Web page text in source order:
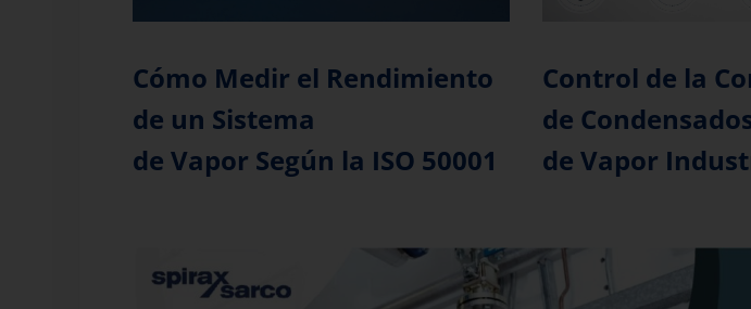
Cómo Medir el Rendimiento
de un Sistema
de Vapor Según la ISO 50001
Control de la
de
de Vapor